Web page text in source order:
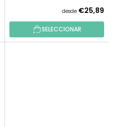
desde €25,89
SELECCIONAR